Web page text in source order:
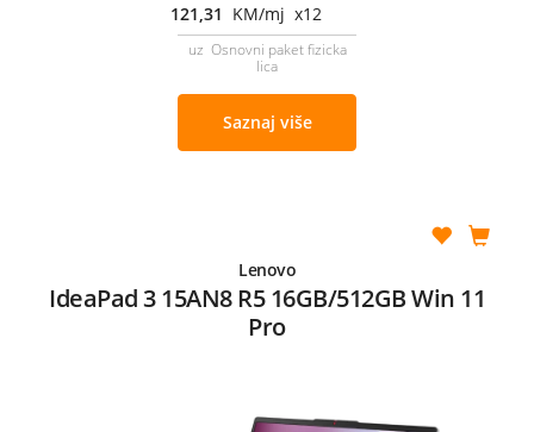
121,31 KM/mj x12
uz Osnovni paket fizicka
lica
Saznaj više
Lenovo
IdeaPad 3 15AN8 R5 16GB/512GB Win 11
Pro